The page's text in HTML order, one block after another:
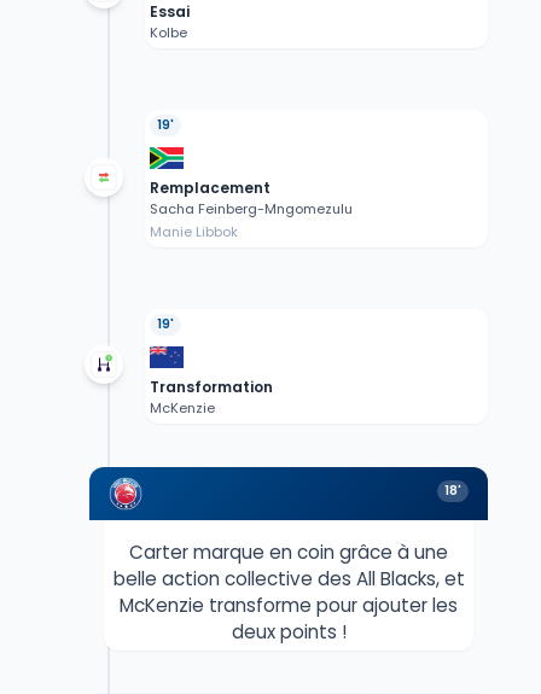
Essai
Kolbe
19'
Remplacement
Sacha Feinberg-Mngomezulu
Manie Libbok
19'
Transformation
McKenzie
18'
Carter marque en coin grâce à une
belle action collective des All Blacks, et
McKenzie transforme pour ajouter les
deux points !